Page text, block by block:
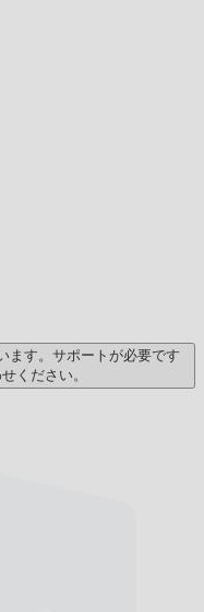
ます。サポートが必要です
ください。